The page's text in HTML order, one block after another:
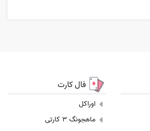
فال کارت
اوراکل
ماهجونگ 3 کارتی